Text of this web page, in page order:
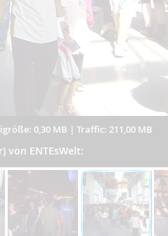
0,30 MB | Traffic: 211,00 MB
von ENTEsWelt: